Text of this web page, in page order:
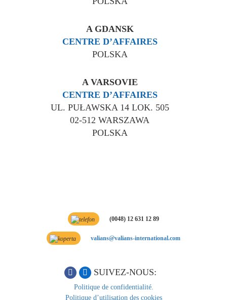
A GDANSK
CENTRE D’AFFAIRES
POLSKA
A VARSOVIE
CENTRE D’AFFAIRES
UL. PUŁAWSKA 14 LOK. 505
02-512 WARSZAWA
POLSKA
(0048) 12 631 12 89
valians@valians-international.com
SUIVEZ-NOUS:
Politique de confidentialité.
Politique d’utilisation des cookies